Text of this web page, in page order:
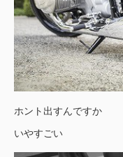
ホント出すんですか
いやすごい